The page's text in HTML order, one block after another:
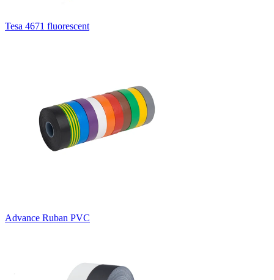
Tesa 4671 fluorescent
Advance Ruban PVC